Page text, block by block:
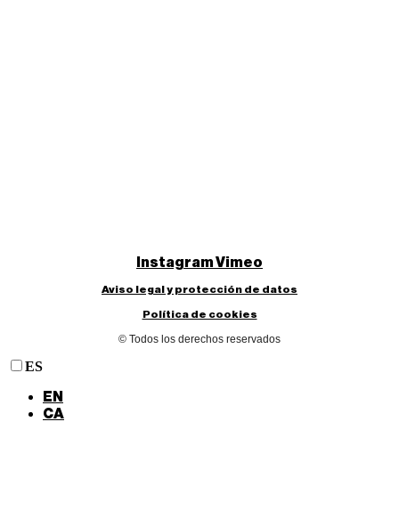
InstagramVimeo
Aviso legal y protección de datos
Política de cookies
© Todos los derechos reservados
ES
EN
CA